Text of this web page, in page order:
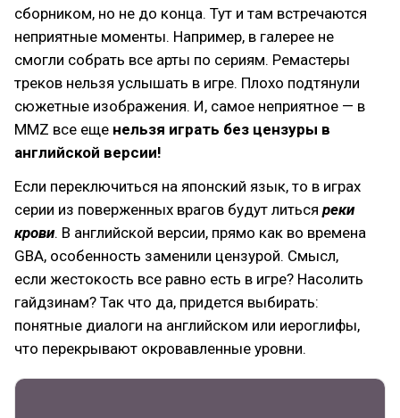
сборником, но не до конца. Тут и там встречаются
неприятные моменты. Например, в галерее не
смогли собрать все арты по сериям. Ремастеры
треков нельзя услышать в игре. Плохо подтянули
сюжетные изображения. И, самое неприятное — в
MMZ все еще нельзя играть без цензуры в
английской версии!
Если переключиться на японский язык, то в играх
серии из поверженных врагов будут литься реки
крови. В английской версии, прямо как во времена
GBA, особенность заменили цензурой. Смысл,
если жестокость все равно есть в игре? Насолить
гайдзинам? Так что да, придется выбирать:
понятные диалоги на английском или иероглифы,
что перекрывают окровавленные уровни.